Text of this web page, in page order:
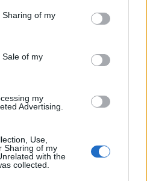
of my
of my
my
Advertising.
Use,
Sharing of my
with the
collected.
Cloud κατακτά
στο World Startup